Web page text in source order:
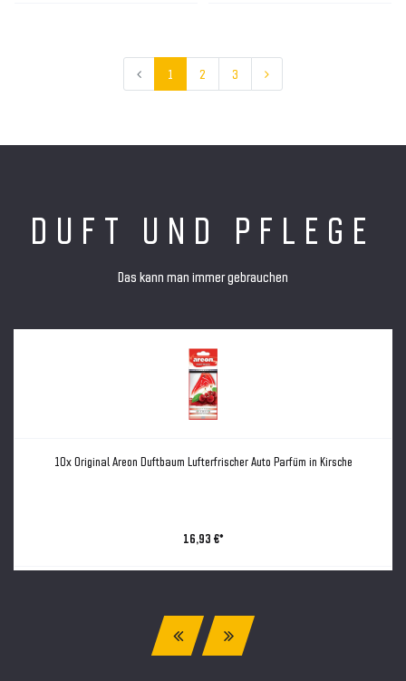
1 2 3
DUFT UND PFLEGE
Das kann man immer gebrauchen
10x Original Areon Duftbaum Lufterfrischer Auto Parfüm in Kirsche
16,93 €*